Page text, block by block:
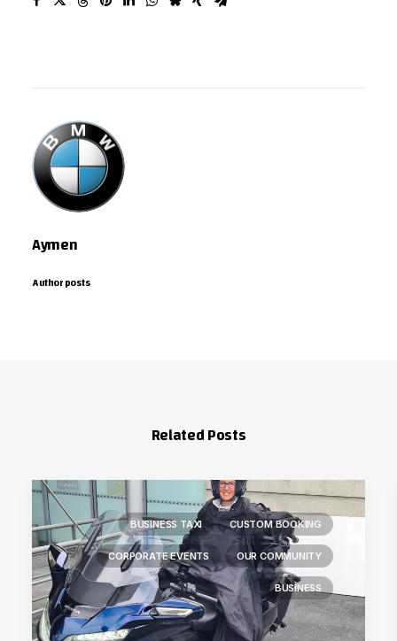
Aymen
Author posts
Related Posts
BUSINESS TAXI CUSTOM BOOKING
CORPORATE EVENTS OUR COMMUNITY
BUSINESS